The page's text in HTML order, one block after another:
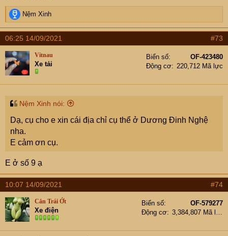
R
e
a
c
t
i
o
n
s
Nệm Xinh
06:25 14/09/2021 #73
Vitnau
Xe tải
Biển số
OF-423480
Động cơ
220,712 Mã lực
Nệm Xinh nói:
Dạ, cụ cho e xin cái địa chỉ cụ thể ở Dương Đinh Nghệ
nha.
E cảm ơn cụ.
E ở số 9 ạ
10:07 14/09/2021 #74
Cắn Trái Ớt
Xe điện
Biển số
OF-579277
Động cơ